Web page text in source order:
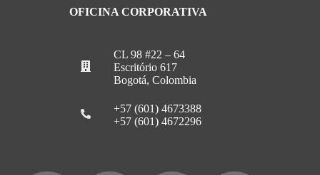
OFICINA CORPORATIVA
CL 98 #22 – 64
Escritório 617
Bogotá, Colombia
+57 (601) 4673388
+57 (601) 4672296